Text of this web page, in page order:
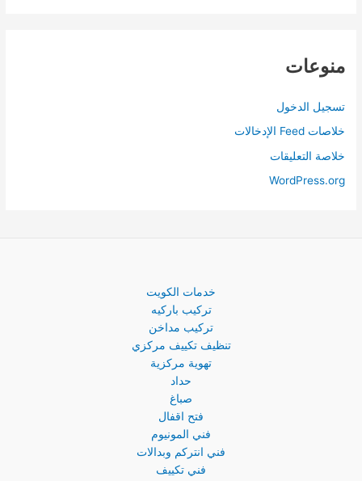
منوعات
تسجيل الدخول
خلاصات Feed الإدخالات
خلاصة التعليقات
WordPress.org
خدمات الكويت
تركيب باركيه
تركيب مداخن
تنظيف تكييف مركزي
تهوية مركزية
حداد
صباغ
فتح اقفال
فني المونيوم
فني انتركم وبدالات
فني تكييف